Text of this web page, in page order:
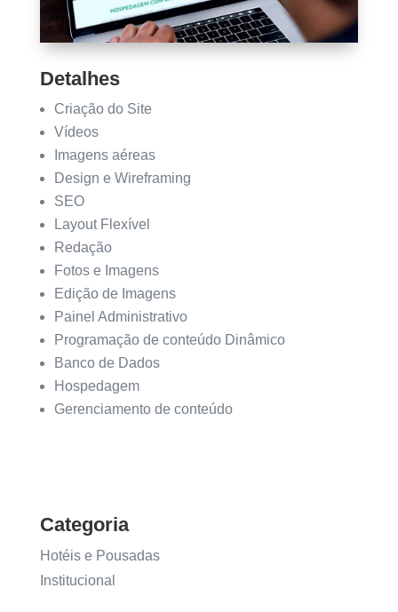
Detalhes
Criação do Site
Vídeos
Imagens aéreas
Design e Wireframing
SEO
Layout Flexível
Redação
Fotos e Imagens
Edição de Imagens
Painel Administrativo
Programação de conteúdo Dinâmico
Banco de Dados
Hospedagem
Gerenciamento de conteúdo
Categoria
Hotéis e Pousadas
Institucional